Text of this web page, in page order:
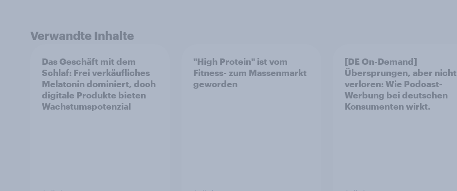
Verwandte Inhalte
Das Geschäft mit dem
Schlaf: Frei verkäufliches
Melatonin dominiert, doch
digitale Produkte bieten
Wachstumspotenzial
"High Protein" ist vom
Fitness- zum Massenmarkt
geworden
[DE On-Demand]
Übersprungen, aber nicht
verloren: Wie Podcast-
Werbung bei deutschen
Konsumenten wirkt.